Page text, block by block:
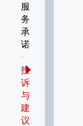
服
务
承
诺
投
诉
与
建
议